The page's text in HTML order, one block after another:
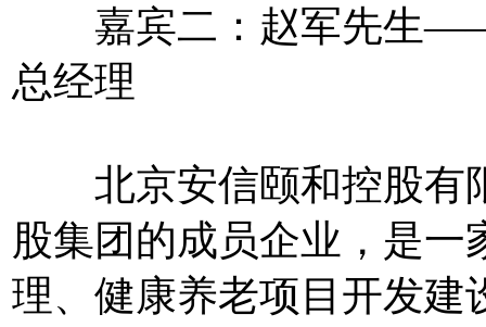
嘉宾二：赵军先生——
总经理
北京安信颐和控股有
股集团的成员企业，是
理、健康养老项目开发建